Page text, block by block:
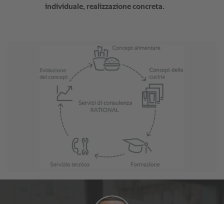
individuale, realizzazione concreta.